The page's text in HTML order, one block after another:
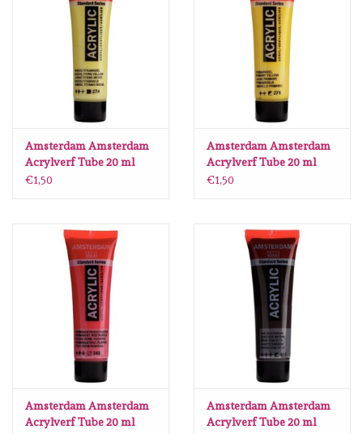
Dress My Craft
Uniquely Creative
Juffrouw Muis
Memorybox
Kleurboeken
Cadeaubonnen
Amsterdam Amsterdam
Acrylverf Tube 20 ml
Nikkeltitaangeel 274
€1,50
Amsterdam Amsterdam
Acrylverf Tube 20 ml
Primairgeel 275
€1,50
Amsterdam Amsterdam
Acrylverf Tube 20 ml
Amsterdam Amsterdam
Acrylverf Tube 20 ml